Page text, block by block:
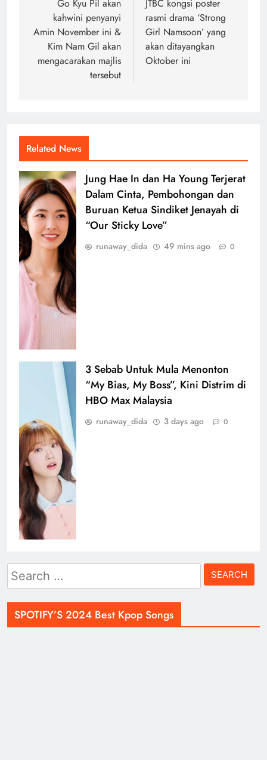
navigation
Go Kyu Pil akan
kahwini penyanyi
Amin November ini &
Kim Nam Gil akan
mengacarakan majlis
tersebut
JTBC kongsi poster
rasmi drama ‘Strong
Girl Namsoon’ yang
akan ditayangkan
Oktober ini
Related News
Jung Hae In dan Ha Young Terjerat
Dalam Cinta, Pembohongan dan
Buruan Ketua Sindiket Jenayah di
“Our Sticky Love”
runaway_dida 49 mins ago 0
3 Sebab Untuk Mula Menonton
“My Bias, My Boss”, Kini Distrim di
HBO Max Malaysia
runaway_dida 3 days ago 0
Search
for:
SPOTIFY’S 2024 Best Kpop Songs